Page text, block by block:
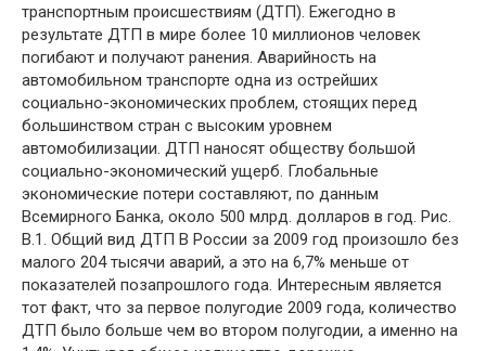
транспортным происшествиям (ДТП). Ежегодно в
результате ДТП в мире более 10 миллионов человек
погибают и получают ранения. Аварийность на
автомобильном транспорте одна из острейших
социально-экономических проблем, стоящих перед
большинством стран с высоким уровнем
автомобилизации. ДТП наносят обществу большой
социально-экономический ущерб. Глобальные
экономические потери составляют, по данным
Всемирного Банка, около 500 млрд. долларов в год. Рис.
В.1. Общий вид ДТП В России за 2009 год произошло без
малого 204 тысячи аварий, а это на 6,7% меньше от
показателей позапрошлого года. Интересным является
тот факт, что за первое полугодие 2009 года, количество
ДТП было больше чем во втором полугодии, а именно на